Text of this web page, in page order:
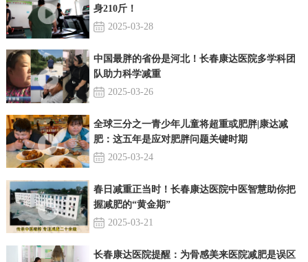
身210斤！
2025-03-28
中国最胖的省份是河北！长春康达医院多学科团
队助力科学减重
2025-03-26
全球三分之一青少年儿童将超重或肥胖|康达减
肥：这五年是应对肥胖问题关键时期
2025-03-24
春日减重正当时！长春康达医院中医智慧助你把
握减肥的“黄金期”
2025-03-21
长春康达医院提醒：为骨感美来医院减肥是误区